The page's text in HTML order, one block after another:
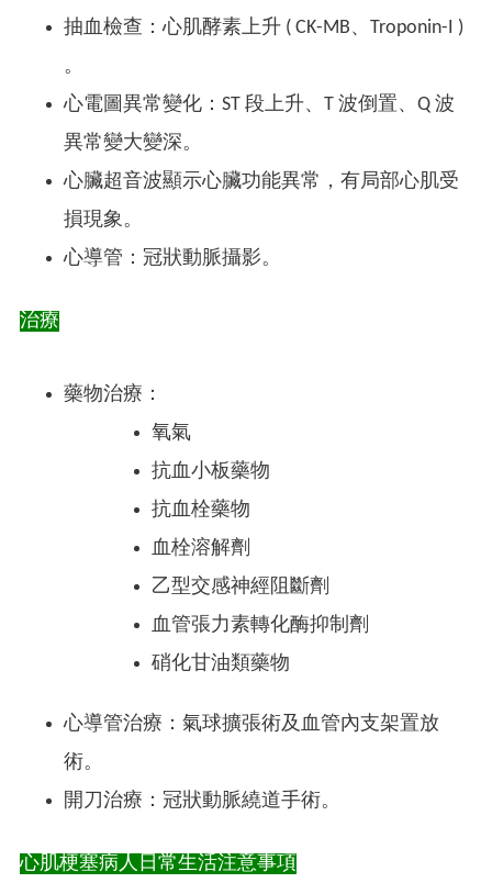
抽血檢查：心肌酵素上升 ( CK-MB、Troponin-I )
。
心電圖異常變化：ST 段上升、T 波倒置、Q 波
異常變大變深。
心臟超音波顯示心臟功能異常，有局部心肌受
損現象。
心導管：冠狀動脈攝影。
治療
藥物治療：
氧氣
抗血小板藥物
抗血栓藥物
血栓溶解劑
乙型交感神經阻斷劑
血管張力素轉化酶抑制劑
硝化甘油類藥物
心導管治療：氣球擴張術及血管內支架置放
術。
開刀治療：冠狀動脈繞道手術。
心肌梗塞病人日常生活注意事項